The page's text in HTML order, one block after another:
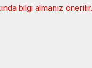
bilgi almanız önerilir.